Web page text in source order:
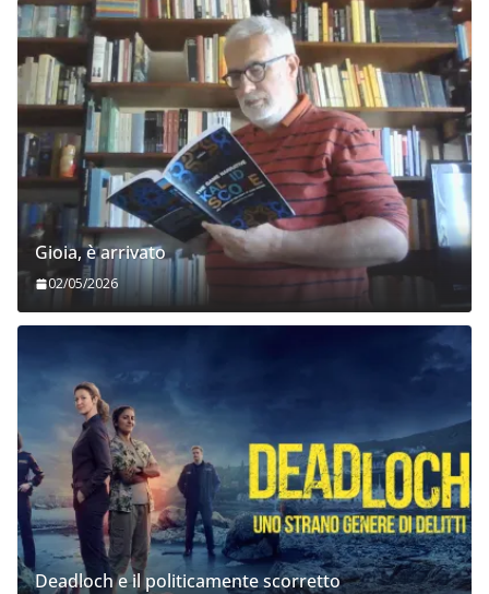
Gioia, è arrivato
02/05/2026
Deadloch e il politicamente scorretto